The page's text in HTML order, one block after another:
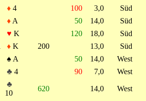
♦ 4 100 3,0
Süd
♦ A 50 14,0
Süd
♥ K 120 18,0
Süd
♦ K 200 13,0
Süd
♠ A 50 14,0
West
♣ 4 90 7,0 West
♣
10
620 14,0 West